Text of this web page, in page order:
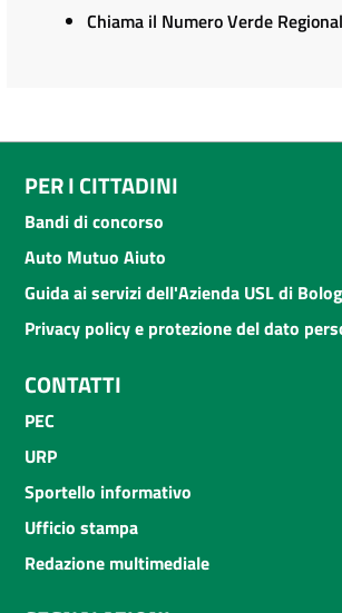
Chiama il Numero Verde
PER I CITTADINI
Bandi di concorso
Auto Mutuo Aiuto
Guida ai servizi dell'Azienda USL di
Privacy policy e protezione del dato
CONTATTI
PEC
URP
Sportello informativo
Ufficio stampa
Redazione multimediale